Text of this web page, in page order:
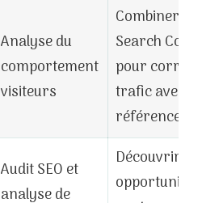
Analyse du
comportement
visiteurs
Combiner
Search
pour
trafic avec
Audit SEO et
analyse de
Découvrir les